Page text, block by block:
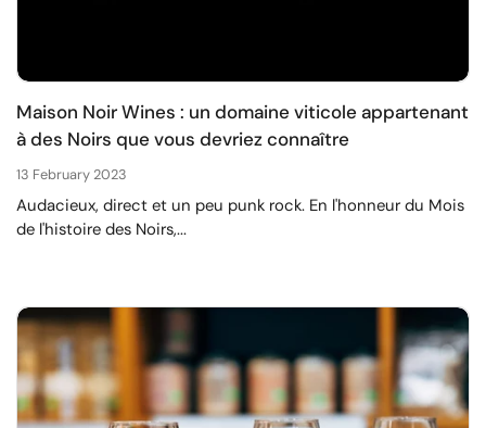
Maison Noir Wines : un domaine viticole appartenant
à des Noirs que vous devriez connaître
13 February 2023
Audacieux, direct et un peu punk rock. En l'honneur du Mois
de l'histoire des Noirs,...